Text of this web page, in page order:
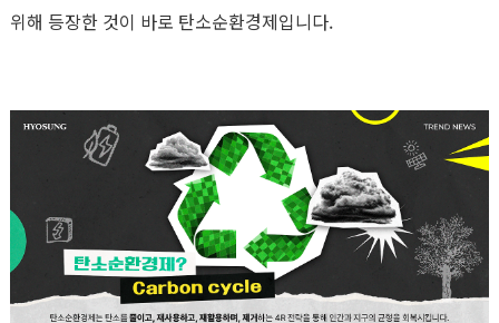
위해 등장한 것이 바로 탄소순환경제입니다.